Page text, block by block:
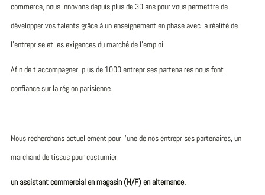
commerce, nous innovons depuis plus de 30 ans pour vous permettre de
développer vos talents grâce à un enseignement en phase avec la réalité de
l’entreprise et les exigences du marché de l’emploi.
Afin de t’accompagner, plus de 1000 entreprises partenaires nous font
confiance sur la région parisienne.
Nous recherchons actuellement pour l’une de nos entreprises partenaires, un
marchand de tissus pour costumier,
un assistant commercial en magasin (H/F) en alternance.